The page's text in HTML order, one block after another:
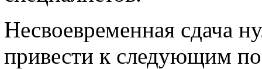
Несвоевременная сдача
привести к следующим